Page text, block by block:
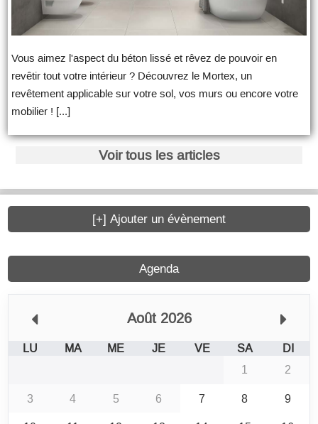
Vous aimez l'aspect du béton lissé et rêvez de pouvoir en
revêtir tout votre intérieur ? Découvrez le Mortex, un
revêtement applicable sur votre sol, vos murs ou encore votre
mobilier ! [...]
Voir tous les articles
Agenda
Août 2026
LU MA ME JE VE SA
DI
1
2
3
4 5 6 7 8
9
[+] Ajouter un évènement